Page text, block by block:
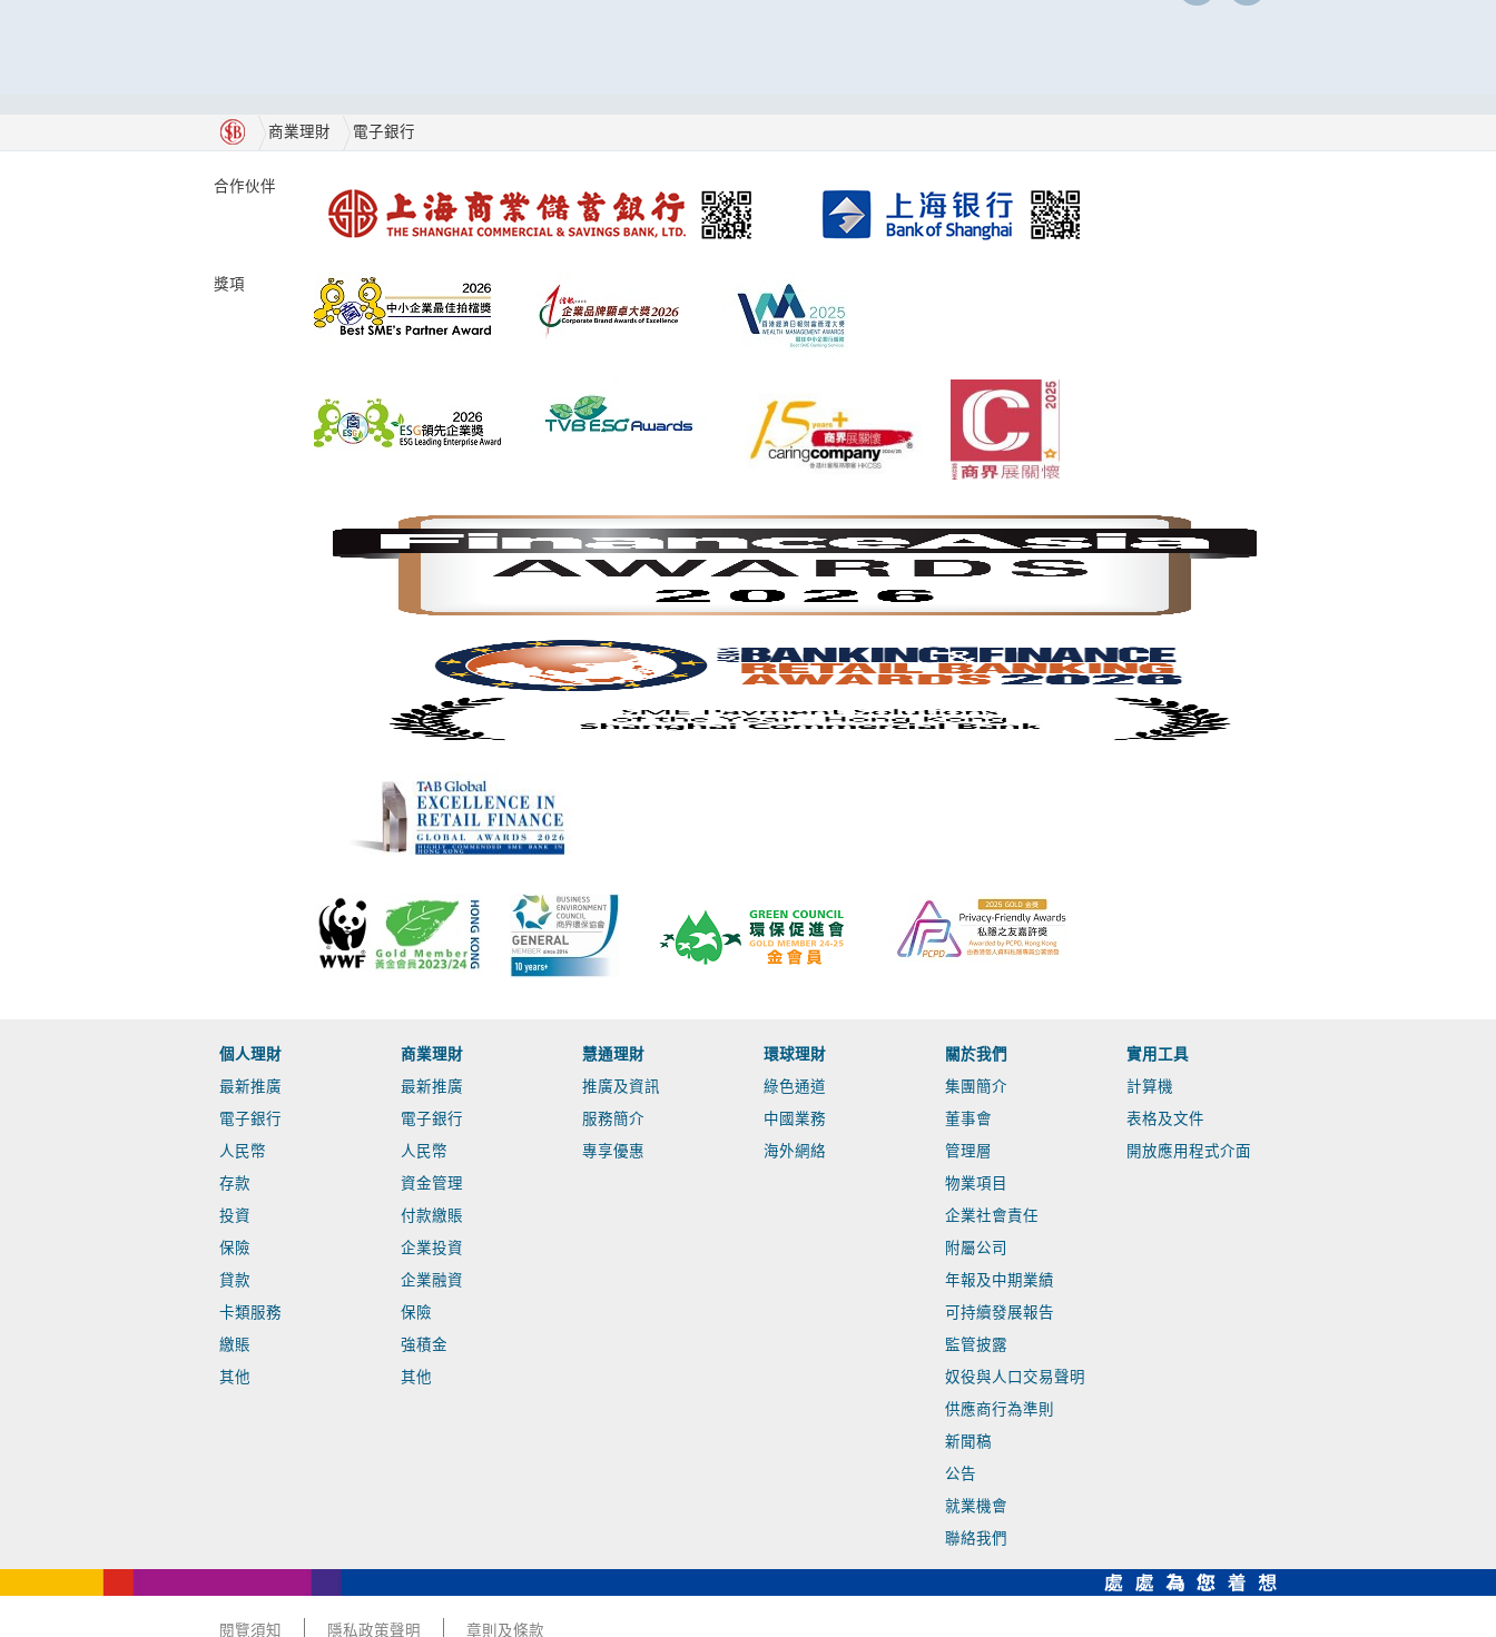
商業理財 電子銀行
合作伙伴
獎項
個人理財
最新推廣
電子銀行
人民幣
存款
投資
保險
貸款
卡類服務
繳賬
其他
商業理財
最新推廣
電子銀行
人民幣
資金管理
付款繳賬
企業投資
企業融資
保險
強積金
其他
慧通理財
推廣及資訊
服務簡介
專享優惠
環球理財
綠色通道
中國業務
海外網絡
關於我們
集團簡介
董事會
管理層
物業項目
企業社會責任
附屬公司
年報及中期業績
可持續發展報告
監管披露
奴役與人口交易聲明
供應商行為準則
新聞稿
公告
就業機會
聯絡我們
實用工具
計算機
表格及文件
開放應用程式介面
閱覽須知 隱私政策聲明 章則及條款